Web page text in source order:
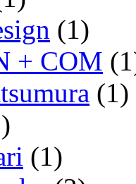
(1)
+ COM
(1)
(1)